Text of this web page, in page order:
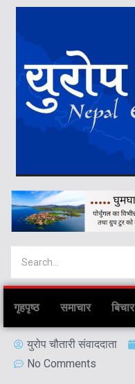
गृहपृष्ठ समाचार बिचार
युरोप चौतारी संवाददाता
No Comments